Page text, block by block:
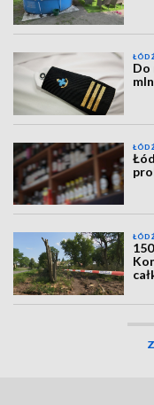
Do